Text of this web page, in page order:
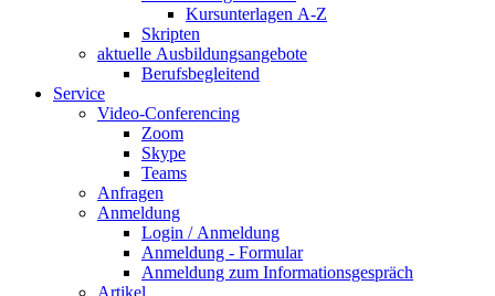
Kursunterlagen A-Z
Skripten
aktuelle Ausbildungsangebote
Berufsbegleitend
Service
Video-Conferencing
Zoom
Skype
Teams
Anfragen
Anmeldung
Login / Anmeldung
Anmeldung - Formular
Anmeldung zum Informationsgespräch
Artikel